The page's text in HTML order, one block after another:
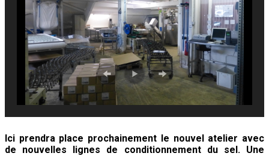
Ici prendra place prochainement le nouvel atelier avec
de nouvelles lignes de conditionnement du sel. Une